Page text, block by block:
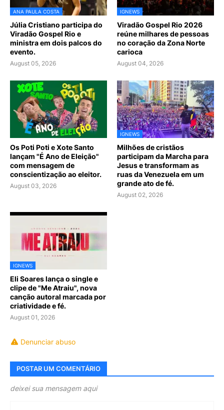
ANA PAULA COSTA
Júlia Cristiano participa do
Viradão Gospel Rio e
ministra em dois palcos do
evento.
August 05, 2026
IGNEWS
Viradão Gospel Rio 2026
reúne milhares de pessoas
no coração da Zona Norte
carioca
August 04, 2026
Os Poti Poti e Xote Santo
lançam "É Ano de Eleição"
com mensagem de
conscientização ao eleitor.
August 03, 2026
IGNEWS
Milhões de cristãos
participam da Marcha para
Jesus e transformam as
ruas da Venezuela em um
grande ato de fé.
August 02, 2026
IGNEWS
Eli Soares lança o single e
clipe de "Me Atraiu", nova
canção autoral marcada por
criatividade e fé.
August 01, 2026
Denunciar abuso
POSTAR UM COMENTÁRIO
deixei sua mensagem aqui